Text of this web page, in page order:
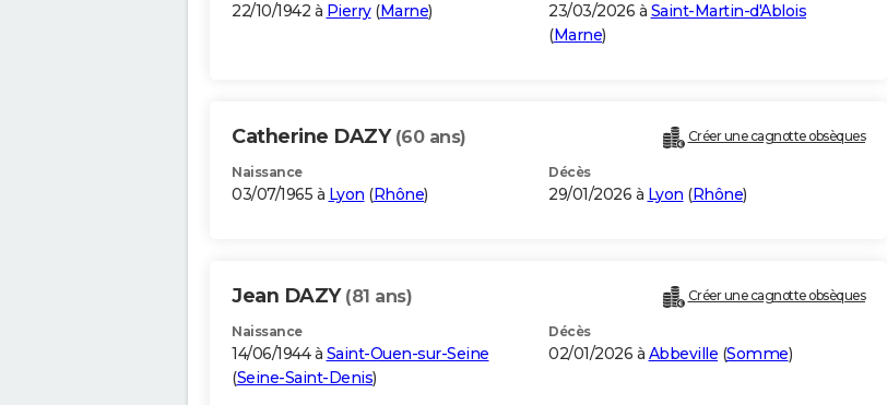
22/10/1942 à Pierry(Marne) 23/03/2026 à Saint-Martin-d'Ablois
(Marne)
Catherine DAZY (60 ans) Créer une cagnotte obsèques
Naissance
03/07/1965 à Lyon (Rhône)
Décès
29/01/2026 à Lyon (Rhône)
Jean DAZY (81 ans) Créer une cagnotte obsèques
Naissance
14/06/1944 à Saint-Ouen-sur-Seine
(Seine-Saint-Denis)
Décès
02/01/2026 à Abbeville (Somme)